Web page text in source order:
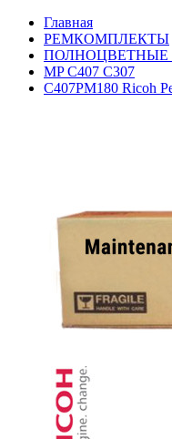
Главная
РЕМКОМПЛЕКТЫ
ПОЛНОЦВЕТНЫЕ
MP C407 C307
C407PM180 Ricoh